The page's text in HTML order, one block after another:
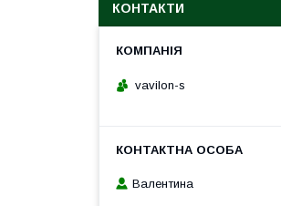
КОНТАКТИ
vavilon-s
Валентина